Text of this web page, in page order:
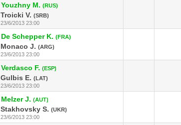
Youzhny M. (RUS)
Troicki V. (SRB)
23/6/2013 23:00
De Schepper K. (FRA)
Monaco J. (ARG)
23/6/2013 23:00
Verdasco F. (ESP)
Gulbis E. (LAT)
23/6/2013 23:00
Melzer J. (AUT)
Stakhovsky S. (UKR)
23/6/2013 23:00